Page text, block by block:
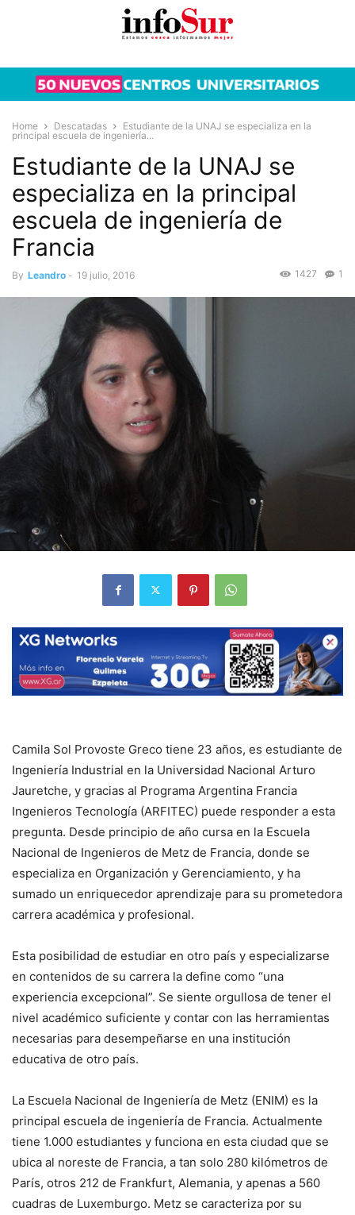
Home Descatadas
Estudiante de la UNAJ se especializa en la
principal escuela de ingeniería...
Estudiante de la UNAJ se
especializa en la principal
escuela de ingeniería de
Francia
By Leandro - 19 julio, 2016 1
1427
Camila Sol Provoste Greco tiene 23 años, es estudiante de
Ingeniería Industrial en la Universidad Nacional Arturo
Jauretche, y gracias al Programa Argentina Francia
Ingenieros Tecnología (ARFITEC) puede responder a esta
pregunta. Desde principio de año cursa en la Escuela
Nacional de Ingenieros de Metz de Francia, donde se
especializa en Organización y Gerenciamiento, y ha
sumado un enriquecedor aprendizaje para su prometedora
carrera académica y profesional.
Esta posibilidad de estudiar en otro país y especializarse
en contenidos de su carrera la define como “una
experiencia excepcional”. Se siente orgullosa de tener el
nivel académico suficiente y contar con las herramientas
necesarias para desempeñarse en una institución
educativa de otro país.
La Escuela Nacional de Ingeniería de Metz (ENIM) es la
principal escuela de ingeniería de Francia. Actualmente
tiene 1.000 estudiantes y funciona en esta ciudad que se
ubica al noreste de Francia, a tan solo 280 kilómetros de
París, otros 212 de Frankfurt, Alemania, y apenas a 560
cuadras de Luxemburgo. Metz se caracteriza por su